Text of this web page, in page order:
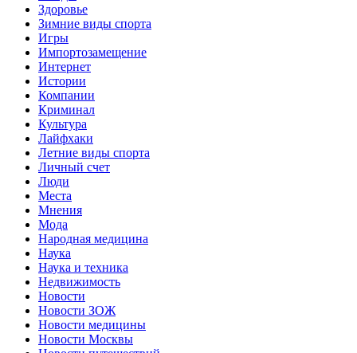
Здоровье
Зимние виды спорта
Игры
Импортозамещение
Интернет
Истории
Компании
Криминал
Культура
Лайфхаки
Летние виды спорта
Личный счет
Люди
Места
Мнения
Мода
Народная медицина
Наука
Наука и техника
Недвижимость
Новости
Новости ЗОЖ
Новости медицины
Новости Москвы